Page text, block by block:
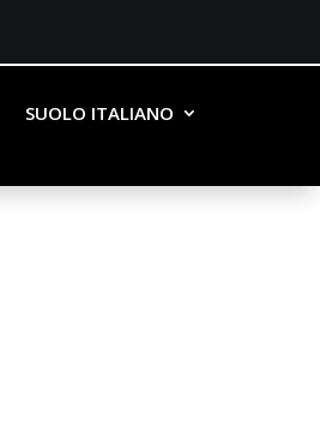
SUOLO ITALIANO